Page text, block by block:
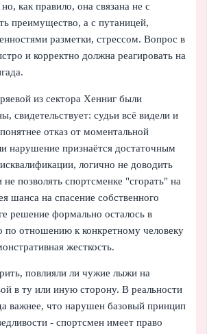
как правило, она связана не с
преимущество, а с путаницей,
разметки, стрессом. Вопрос в
и корректно должна реагировать на
из сектора Хенниг были
свидетельствует: судьи всё видели и
отказ от моментальной
нарушение признаётся достаточным
логично не доводить
не позволять спортсменке "сгорать" на
шанса на спасение собственного
решение формально осталось в
по отношению к конкретному человеку
жесткость.
повлияли ли чужие лыжи на
в ту или иную сторону. В реальности
важнее, что нарушен базовый принцип
- спортсмен имеет право